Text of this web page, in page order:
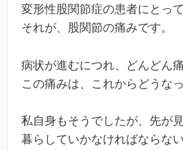
変形性股関節症の患者にとっ
それが、股関節の痛みです。
病状が進むにつれ、どんどん
この痛みは、これからどうな
私自身もそうでしたが、先が
暮らしていかなければならな